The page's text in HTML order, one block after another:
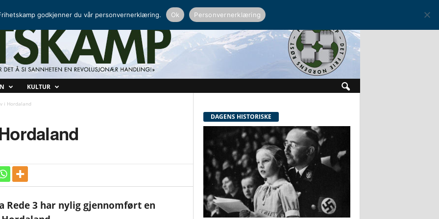
KULTUR
i Hordaland
Rede 3 har nylig gjennomført en
DAGENS HISTORISKE
godkjenner du vår personvernerklæring. Ok Personvernerklæring